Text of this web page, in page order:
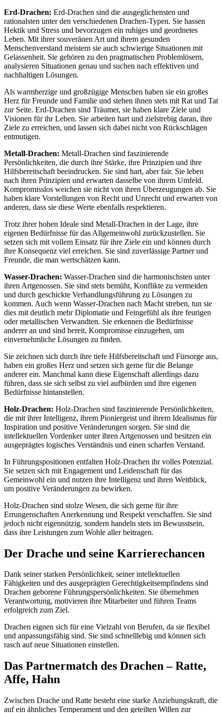
Erd-Drachen: Erd-Drachen sind die ausgeglichensten und
rationalsten unter den verschiedenen Drachen-Typen. Sie hassen
Hektik und Stress und bevorzugen ein ruhiges und geordnetes
Leben. Mit ihrer souveränen Art und ihrem gesunden
Menschenverstand meistern sie auch schwierige Situationen mit
Gelassenheit. Sie gehören zu den pragmatischen Problemlösern,
analysieren Situationen genau und suchen nach effektiven und
nachhaltigen Lösungen.
Als warmherzige und großzügige Menschen haben sie ein großes
Herz für Freunde und Familie und stehen ihnen stets mit Rat und Tat
zur Seite. Erd-Drachen sind Träumer, sie haben klare Ziele und
Visionen für ihr Leben. Sie arbeiten hart und zielstrebig daran, ihre
Ziele zu erreichen, und lassen sich dabei nicht von Rückschlägen
entmutigen.
Metall-Drachen: Metall-Drachen sind faszinierende
Persönlichkeiten, die durch ihre Stärke, ihre Prinzipien und ihre
Hilfsbereitschaft beeindrucken. Sie sind hart, aber fair. Sie leben
nach ihren Prinzipien und erwarten dasselbe von ihrem Umfeld.
Kompromisslos weichen sie nicht von ihren Überzeugungen ab. Sie
haben klare Vorstellungen von Recht und Unrecht und erwarten von
anderen, dass sie diese Werte ebenfalls respektieren.
Trotz ihrer hohen Ideale sind Metall-Drachen in der Lage, ihre
eigenen Bedürfnisse für das Allgemeinwohl zurückzustellen. Sie
setzen sich mit vollem Einsatz für ihre Ziele ein und können durch
ihre Konsequenz viel erreichen. Sie sind zuverlässige Partner und
Freunde, die man wertschätzen kann.
Wasser-Drachen: Wasser-Drachen sind die harmonischsten unter
ihren Artgenossen. Sie sind stets bemüht, Konflikte zu vermeiden
und durch geschickte Verhandlungsführung zu Lösungen zu
kommen. Auch wenn Wasser-Drachen nach Macht streben, tun sie
dies mit deutlich mehr Diplomatie und Feingefühl als ihre feurigen
oder metallischen Verwandten. Sie erkennen die Bedürfnisse
anderer an und sind bereit, Kompromisse einzugehen, um
einvernehmliche Lösungen zu finden.
Sie zeichnen sich durch ihre tiefe Hilfsbereitschaft und Fürsorge aus,
haben ein großes Herz und setzen sich gerne für die Belange
anderer ein. Manchmal kann diese Eigenschaft allerdings dazu
führen, dass sie sich selbst zu viel aufbürden und ihre eigenen
Bedürfnisse hintanstellen.
Holz-Drachen: Holz-Drachen sind faszinierende Persönlichkeiten,
die mit ihrer Intelligenz, ihrem Pioniergeist und ihrem Idealismus für
Inspiration und positive Veränderungen sorgen. Sie sind die
intellektuellen Vordenker unter ihren Artgenossen und besitzen ein
ausgeprägtes logisches Verständnis und einen scharfen Verstand.
In Führungspositionen entfalten Holz-Drachen ihr volles Potenzial.
Sie setzen sich mit Engagement und Leidenschaft für das
Gemeinwohl ein und nutzen ihre Intelligenz und ihren Weitblick,
um positive Veränderungen zu bewirken.
Holz-Drachen sind stolze Wesen, die sich gerne für ihre
Errungenschaften Anerkennung und Respekt verschaffen. Sie sind
jedoch nicht eigennützig, sondern handeln stets im Bewusstsein,
dass ihre Leistungen zum Wohle aller beitragen.
Der Drache und seine Karrierechancen
Dank seiner starken Persönlichkeit, seiner intellektuellen
Fähigkeiten und des ausgeprägten Gerechtigkeitsempfindens sind
Drachen geborene Führungspersönlichkeiten. Sie übernehmen
Verantwortung, motivieren ihre Mitarbeiter und führen Teams
erfolgreich zum Ziel.
Drachen eignen sich für eine Vielzahl von Berufen, da sie flexibel
und anpassungsfähig sind. Sie sind schnelllebig und können sich
rasch auf neue Situationen einstellen.
Das Partnermatch des Drachen –Ratte,
Affe, Hahn
Zwischen Drache und Ratte besteht eine starke Anziehungskraft, die
auf ein ähnliches Temperament und den geteilten Willen zur